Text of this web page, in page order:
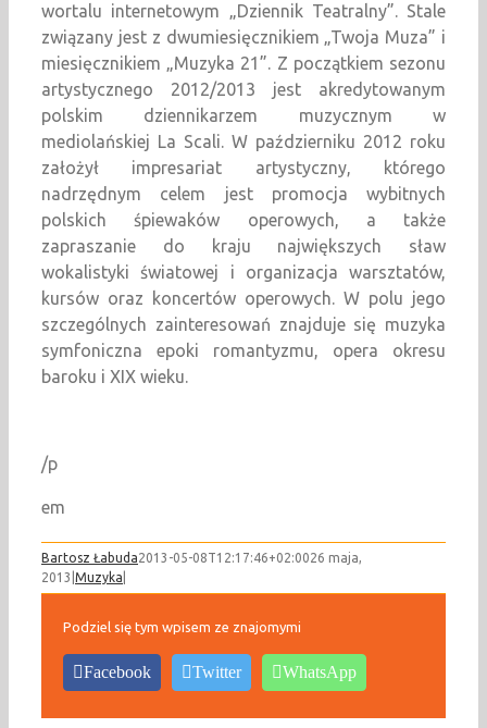
wortalu internetowym „Dziennik Teatralny”. Stale
związany jest z dwumiesięcznikiem „Twoja Muza” i
miesięcznikiem „Muzyka 21”. Z początkiem sezonu
artystycznego 2012/2013 jest akredytowanym
polskim dziennikarzem muzycznym w
mediolańskiej La Scali. W październiku 2012 roku
założył impresariat artystyczny, którego
nadrzędnym celem jest promocja wybitnych
polskich śpiewaków operowych, a także
zapraszanie do kraju największych sław
wokalistyki światowej i organizacja warsztatów,
kursów oraz koncertów operowych. W polu jego
szczególnych zainteresowań znajduje się muzyka
symfoniczna epoki romantyzmu, opera okresu
baroku i XIX wieku.
/p
em
Bartosz Łabuda2013-05-08T12:17:46+02:0026 maja,
2013 Muzyka
Podziel się tym wpisem ze znajomymi
Facebook Twitter WhatsApp